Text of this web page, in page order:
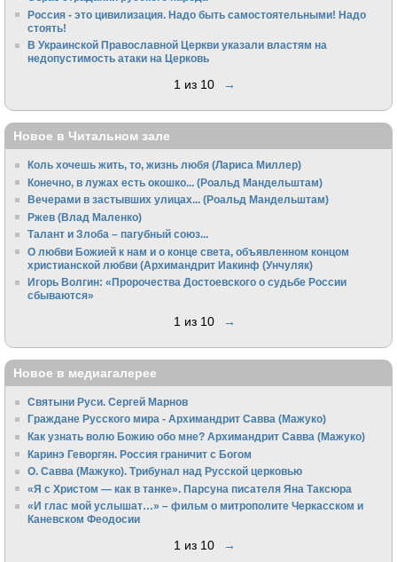
Россия - это цивилизация. Надо быть самостоятельными! Надо
стоять!
В Украинской Православной Церкви указали властям на
недопустимость атаки на Церковь
1 из 10 →
Новое в Читальном зале
Коль хочешь жить, то, жизнь любя (Лариса Миллер)
Конечно, в лужах есть окошко... (Роальд Мандельштам)
Вечерами в застывших улицах... (Роальд Мандельштам)
Ржев (Влад Маленко)
Талант и Злоба – пагубный союз...
О любви Божией к нам и о конце света, объявленном концом
христианской любви (Архимандрит Иакинф (Унчуляк)
Игорь Волгин: «Пророчества Достоевского о судьбе России
сбываются»
1 из 10 →
Новое в медиагалерее
Святыни Руси. Сергей Марнов
Граждане Русского мира - Архимандрит Савва (Мажуко)
Как узнать волю Божию обо мне? Архимандрит Савва (Мажуко)
Каринэ Геворгян. Россия граничит с Богом
О. Савва (Мажуко). Трибунал над Русской церковью
«Я с Христом — как в танке». Парсуна писателя Яна Таксюра
«И глас мой услышат…» – фильм о митрополите Черкасском и
Каневском Феодосии
1 из 10 →